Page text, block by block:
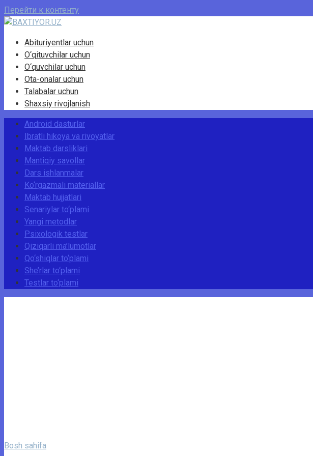
Перейти к контенту
Abituriyentlar uchun
O‘qituvchilar uchun
O‘quvchilar uchun
Ota-onalar uchun
Talabalar uchun
Shaxsiy rivojlanish
Android dasturlar
Ibratli hikoya va rivoyatlar
Maktab darsliklari
Mantiqiy savollar
Dars ishlanmalar
Ko‘rgazmali materiallar
Maktab hujjatlari
Senariylar to‘plami
Yangi metodlar
Psixologik testlar
Qiziqarli ma’lumotlar
Qo‘shiqlar to‘plami
She’rlar to‘plami
Testlar to‘plami
Bosh sahifa